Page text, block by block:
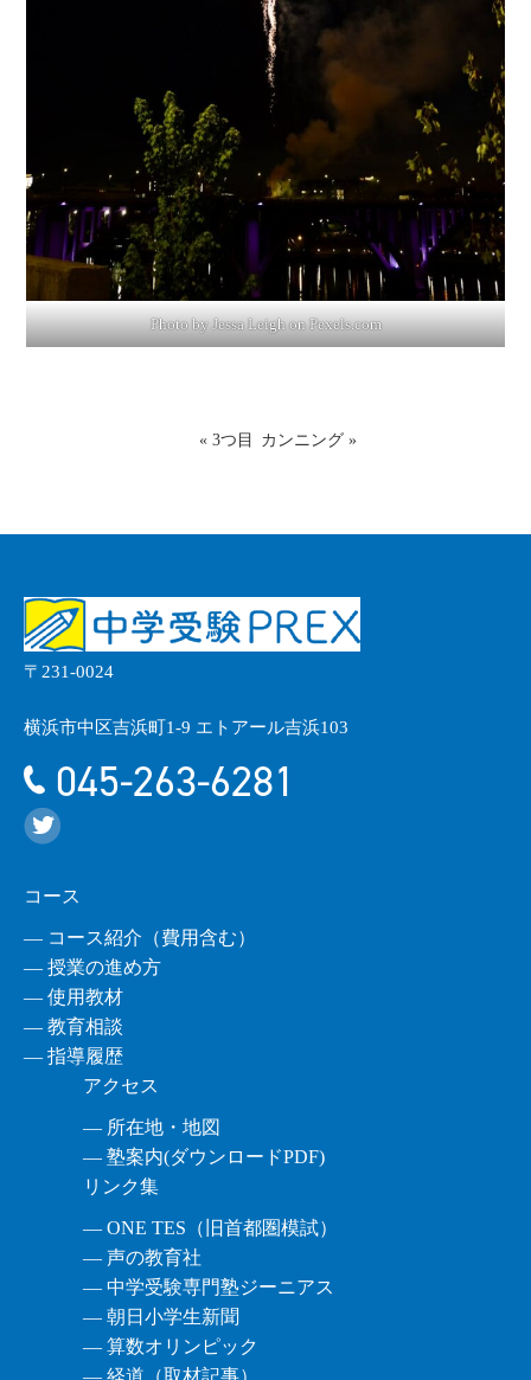
Photo by Jessa Leigh onPexels.com
« 3つ目 カンニング»
〒231-0024
横浜市中区吉浜町1-9 エトアール吉浜103
045-263-6281
コース
― コース紹介（費用含む）
― 授業の進め方
― 使用教材
― 教育相談
― 指導履歴
アクセス
― 所在地・地図
― 塾案内(ダウンロードPDF)
リンク集
― ONE TES（旧首都圏模試）
― 声の教育社
― 中学受験専門塾ジーニアス
― 朝日小学生新聞
― 算数オリンピック